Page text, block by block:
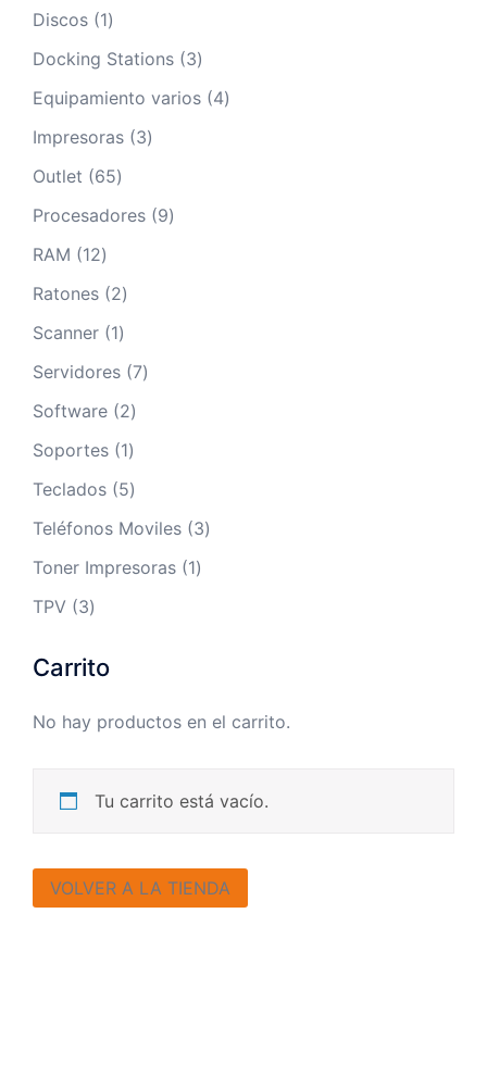
Discos 11
producto
Docking Stations 33
productos
Equipamiento varios 44
Impresoras 33
Outlet 6565
productos
Procesadores 99
RAM 1212
productos
Ratones 22
productos
Scanner 11
producto
Servidores 77
Software 22
productos
Soportes 11
producto
Teclados 55
productos
Teléfonos Moviles 33
Toner Impresoras 11
TPV 33
Carrito
No hay productos en el carrito.
Tu carrito está vacío.
VOLVER A LA TIENDA